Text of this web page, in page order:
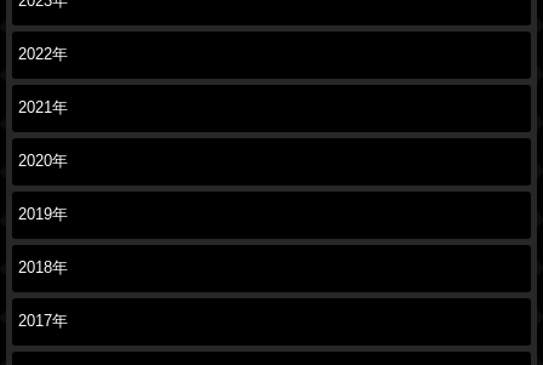
2022年
2021年
2020年
2019年
2018年
2017年